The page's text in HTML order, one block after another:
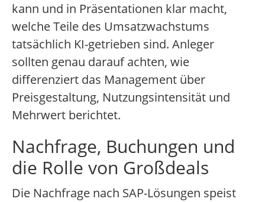
kann und in Präsentationen klar macht,
welche Teile des Umsatzwachstums
tatsächlich KI-getrieben sind. Anleger
sollten genau darauf achten, wie
differenziert das Management über
Preisgestaltung, Nutzungsintensität und
Mehrwert berichtet.
Nachfrage, Buchungen und
die Rolle von Großdeals
Die Nachfrage nach SAP-Lösungen speist